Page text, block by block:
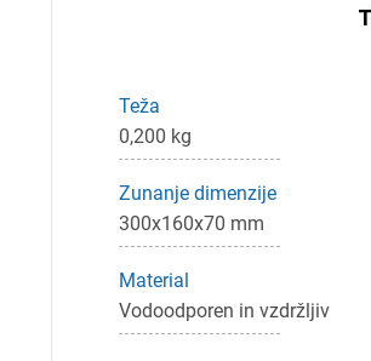
Teža
0,200 kg
Zunanje dimenzije
300x160x70 mm
Material
Vodoodporen in vzdržljiv